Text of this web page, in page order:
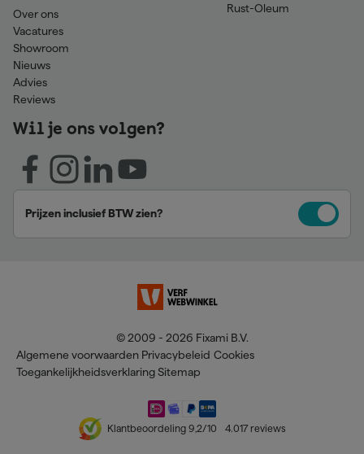
Over ons
Vacatures
Showroom
Nieuws
Advies
Reviews
Rust-Oleum
Wil je ons volgen?
Prijzen inclusief BTW zien?
© 2009 - 2026 Fixami B.V.
Algemene voorwaarden Privacybeleid Cookies
Toegankelijkheidsverklaring Sitemap
Klantbeoordeling 9,2/10 4.017 reviews